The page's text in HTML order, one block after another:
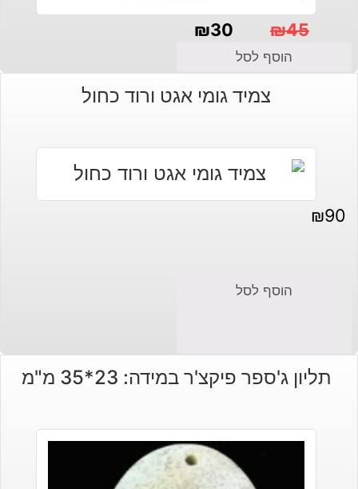
₪45
המקורי
₪30
הנוכחי
הוסף לסל
צמיד גומי אגט ורוד כחול
₪90
הוסף לסל
תליון ג'ספר פיקצ'ר במידה: 23*35 מ"מ